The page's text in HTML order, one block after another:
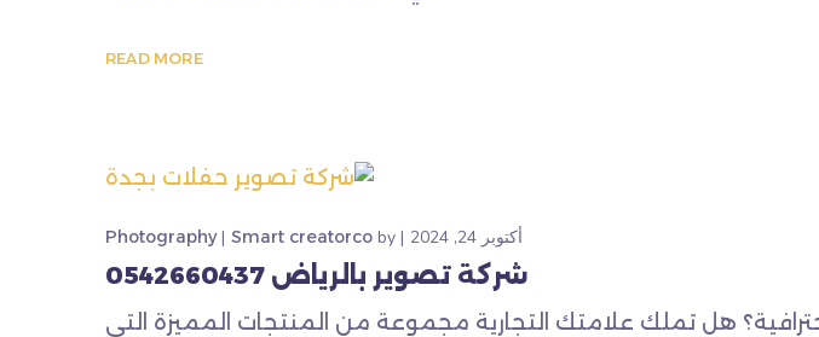
READ MORE
أكتوبر 24, 2024 by
Smart creatorco
Photography
شركة تصوير بالرياض 0542660437
هل تملك علامتك التجارية مجموعة من المنتجات المميزة التي